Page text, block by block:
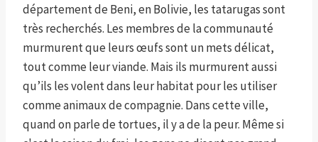
département de Beni, en Bolivie, les tatarugas sont
très recherchés. Les membres de la communauté
murmurent que leurs œufs sont un mets délicat,
tout comme leur viande. Mais ils murmurent aussi
qu’ils les volent dans leur habitat pour les utiliser
comme animaux de compagnie. Dans cette ville,
quand on parle de tortues, il y a de la peur. Même si